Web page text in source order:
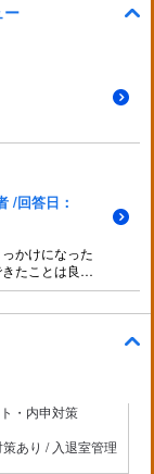
ー
/回答日：
かけになった
たことは良か
考えてよかっ
・内申対策
あり / 入退室管理